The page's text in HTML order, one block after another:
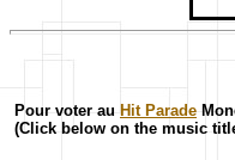
Pour voter au Hit Parade
(Click below on the music